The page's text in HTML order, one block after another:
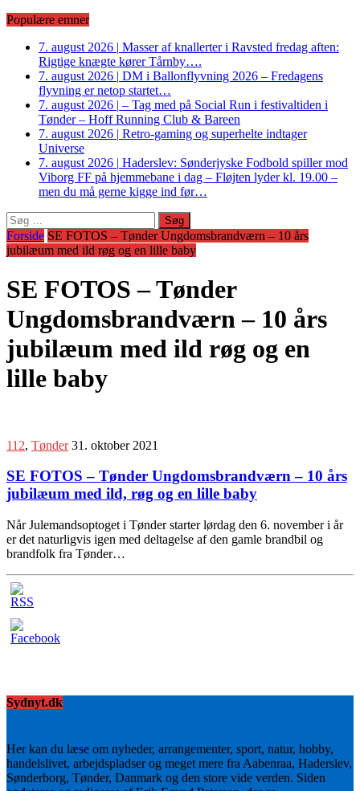
Populære emner
7. august 2026 | Masser af knallerter i Ravsted fredag aften:
Rigtige knægte kører Tårnby….
7. august 2026 | DM i Ballonflyvning 2026 – Fredagens
flyvning er netop startet…
7. august 2026 | – Tag med på Social Run i festivaltiden i
Tønder – Hoff Running Club & Bareen
7. august 2026 | Retro-gaming og superhelte indtager
Universe
7. august 2026 | Haderslev: Sønderjyske Fodbold spiller mod
Viborg FF på hjemmebane i dag – Fløjten lyder kl. 19.00 –
men du må gerne kigge ind før…
Søg
efter:
Forside SE FOTOS – Tønder Ungdomsbrandværn – 10 års
jubilæum med ild røg og en lille baby
SE FOTOS – Tønder
Ungdomsbrandværn – 10 års
jubilæum med ild røg og en
lille baby
112, Tønder 31. oktober 2021
SE FOTOS – Tønder Ungdomsbrandværn – 10 års
jubilæum med ild, røg og en lille baby
Når Julemandsoptoget i Tønder starter lørdag den 6. november i år
er det naturligvis igen med deltagelse af den gamle brandbil og
brandfolk fra Tønder…
Sydnyt.dk
Her kan du læse om nyheder, arrangementer, sport, natur, hobby,
handelslivet, arbejdspladser og meget mere fra Aabenraa, Haderslev,
Sønderborg, Tønder, Danmark og den store vide verden. Siden